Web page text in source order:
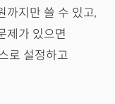
까지만 쓸 수 있고,
제가 있으면
로 설정하고